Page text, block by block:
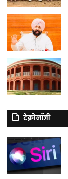
टेक्नोलॉजी